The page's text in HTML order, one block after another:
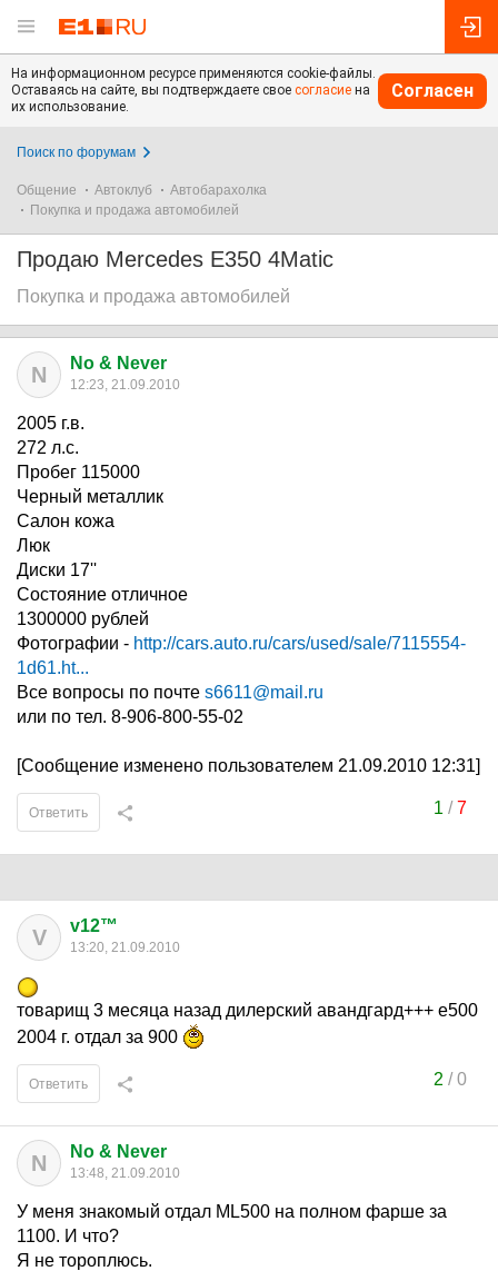
На информационном ресурсе применяются cookie-файлы.
Оставаясь на сайте, вы подтверждаете свое согласие на
их использование.
Согласен
Поиск по форумам
Общение Автоклуб
Автобарахолка
Покупка и продажа автомобилей
Продаю Mercedes E350 4Matic
Покупка и продажа автомобилей
N No & Never
12:23, 21.09.2010
2005 г.в.
272 л.с.
Пробег 115000
Черный металлик
Салон кожа
Люк
Диски 17''
Состояние отличное
1300000 рублей
Фотографии - http://cars.auto.ru/cars/used/sale/7115554-
1d61.ht...
Все вопросы по почте s6611@mail.ru
или по тел. 8-906-800-55-02
[Сообщение изменено пользователем 21.09.2010 12:31]
1 /7
Ответить
V v12™
13:20, 21.09.2010
товарищ 3 месяца назад дилерский авандгард+++ е500
2004 г. отдал за 900
2 /0
Ответить
N No & Never
13:48, 21.09.2010
У меня знакомый отдал ML500 на полном фарше за
1100. И что?
Я не тороплюсь.